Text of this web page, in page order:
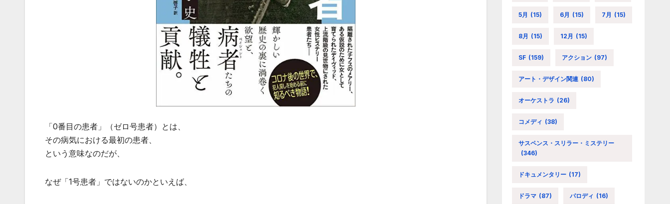
「0番目の患者」（ゼロ号患者）とは、
その病気における最初の患者、
という意味なのだが、
なぜ「1号患者」ではないのかといえば、
5月 (15) 6月 (15) 7月 (15)
8月 (15) 12月 (15)
SF (159) アクション (97)
アート・デザイン関連 (80)
オーケストラ (26)
コメディ (38)
サスペンス・スリラー・ミステリー
(346)
ドキュメンタリー (17)
ドラマ (87) パロディ (16)